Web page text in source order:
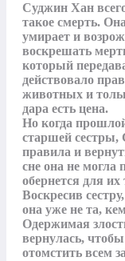
Суджин Хан
такое смерть.
умирает и
воскрешать
который
действовало
животных и
дара есть цена.
Но когда
старшей сестры,
правила и
сне она не
обернется для
Воскресив
она уже не та,
Одержимая
вернулась,
отомстить всем